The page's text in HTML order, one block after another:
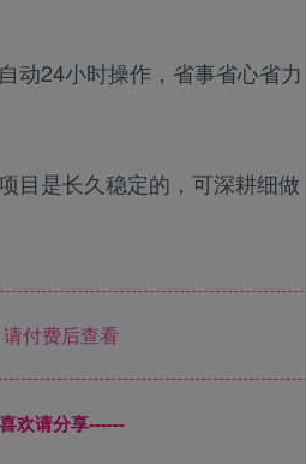
动24小时操作，省事省心省
目是长久稳定的，可深耕细做
付费后查看
欢请分享------